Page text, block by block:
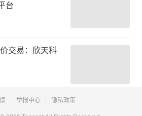
台
交易：欣天科
举报中心 隐私政策